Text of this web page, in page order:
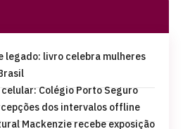
legado: livro celebra mulheres
Colégio Porto Seguro
dos intervalos offline
Mackenzie recebe exposição